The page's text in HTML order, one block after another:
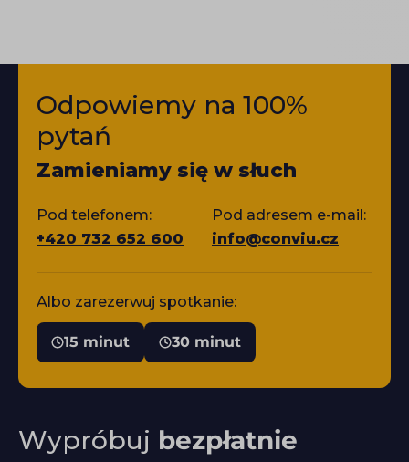
Odpowiemy na 100%
pytań
Zamieniamy się w słuch
Pod telefonem:
+420 732 652 600
Pod adresem e-mail:
info@conviu.cz
Albo zarezerwuj spotkanie:
15 minut 30 minut
Wypróbuj bezpłatnie